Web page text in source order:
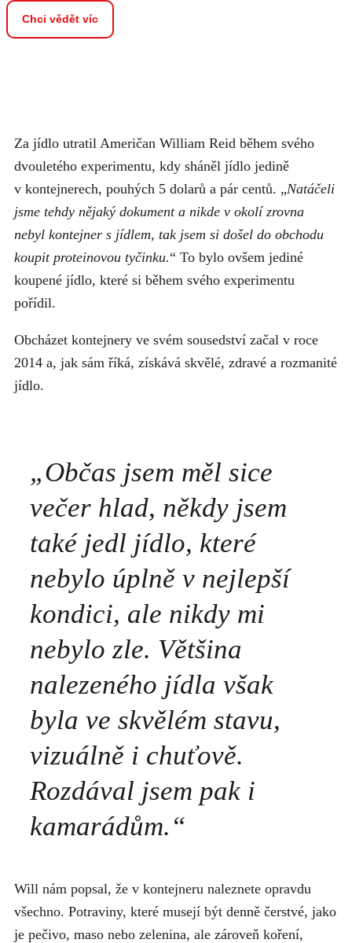
Chci vědět víc
Za jídlo utratil Američan William Reid během svého
dvouletého experimentu, kdy sháněl jídlo jedině
v kontejnerech, pouhých 5 dolarů a pár centů. „Natáčeli
jsme tehdy nějaký dokument a nikde v okolí zrovna
nebyl kontejner s jídlem, tak jsem si došel do obchodu
koupit proteinovou tyčinku.“ To bylo ovšem jediné
koupené jídlo, které si během svého experimentu
pořídil.
Obcházet kontejnery ve svém sousedství začal v roce
2014 a, jak sám říká, získává skvělé, zdravé a rozmanité
jídlo.
„Občas jsem měl sice
večer hlad, někdy jsem
také jedl jídlo, které
nebylo úplně v nejlepší
kondici, ale nikdy mi
nebylo zle. Většina
nalezeného jídla však
byla ve skvělém stavu,
vizuálně i chuťově.
Rozdával jsem pak i
kamarádům.“
Will nám popsal, že v kontejneru naleznete opravdu
všechno. Potraviny, které musejí být denně čerstvé, jako
je pečivo, maso nebo zelenina, ale zároveň koření,